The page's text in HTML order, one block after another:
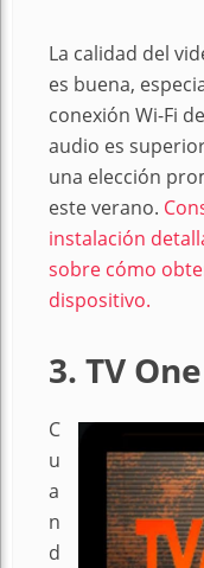
La calidad del
es buena,
conexión Wi-Fi
audio es
una elección
este verano.
instalación
sobre cómo
dispositivo.
3. TV One
C
u
a
n
d